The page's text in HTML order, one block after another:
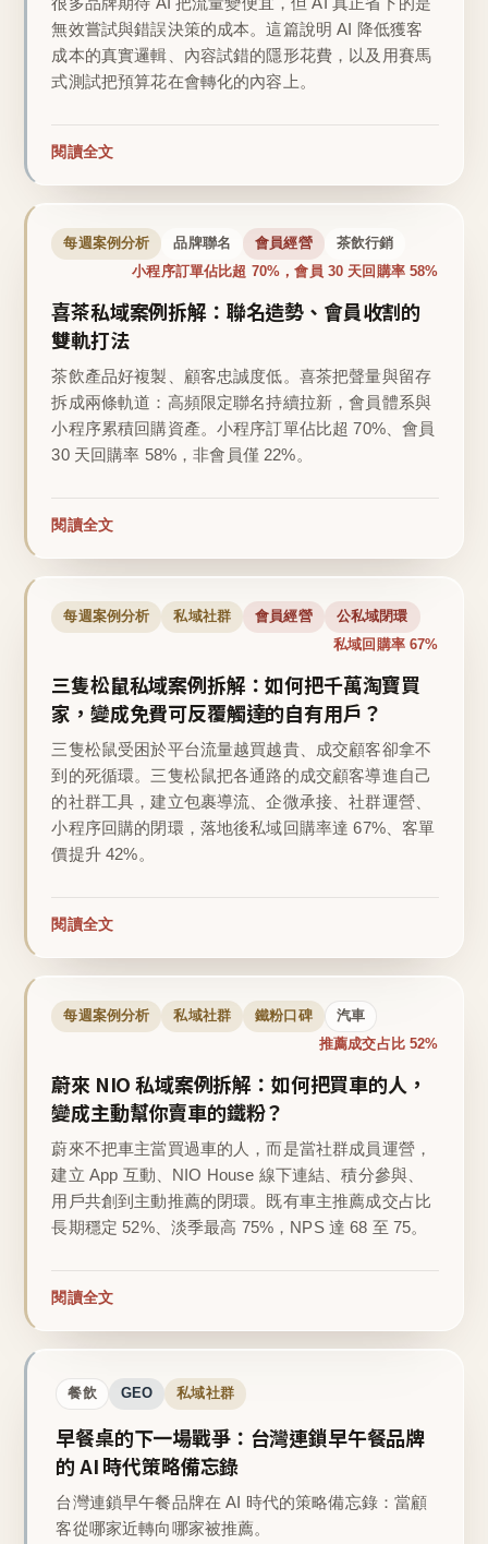
無效嘗試與錯誤決策的成本。這篇說明 AI 降低獲客
成本的真實邏輯、內容試錯的隱形花費，以及用賽馬
式測試把預算花在會轉化的內容上。
閱讀全文
每週案例分析 品牌聯名 會員經營 茶飲行銷
小程序訂單佔比超 70%，會員 30 天回購率 58%
喜茶私域案例拆解：聯名造勢、會員收割的
雙軌打法
茶飲產品好複製、顧客忠誠度低。喜茶把聲量與留存
拆成兩條軌道：高頻限定聯名持續拉新，會員體系與
小程序累積回購資產。小程序訂單佔比超 70%、會員
30 天回購率 58%，非會員僅 22%。
閱讀全文
每週案例分析 私域社群 會員經營 公私域閉環
私域回購率 67%
三隻松鼠私域案例拆解：如何把千萬淘寶買
家，變成免費可反覆觸達的自有用戶？
三隻松鼠受困於平台流量越買越貴、成交顧客卻拿不
到的死循環。三隻松鼠把各通路的成交顧客導進自己
的社群工具，建立包裹導流、企微承接、社群運營、
小程序回購的閉環，落地後私域回購率達 67%、客單
價提升 42%。
閱讀全文
每週案例分析 私域社群 鐵粉口碑 汽車
推薦成交占比 52%
蔚來 NIO 私域案例拆解：如何把買車的人，
變成主動幫你賣車的鐵粉？
蔚來不把車主當買過車的人，而是當社群成員運營，
建立 App 互動、NIO House 線下連結、積分參與、
用戶共創到主動推薦的閉環。既有車主推薦成交占比
長期穩定 52%、淡季最高 75%，NPS 達 68 至 75。
閱讀全文
餐飲 GEO 私域社群
早餐桌的下一場戰爭：台灣連鎖早午餐品牌
的 AI 時代策略備忘錄
台灣連鎖早午餐品牌在 AI 時代的策略備忘錄：當顧
客從哪家近轉向哪家被推薦。